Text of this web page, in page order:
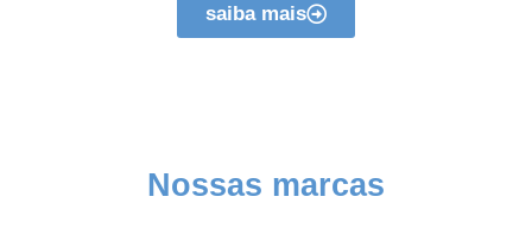
saiba mais
Nossas marcas